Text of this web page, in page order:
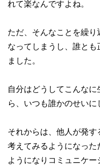
れて楽なんですよね。
ただ、そんなことを繰
なってしまうし、誰とも
ました。
自分はどうしてこんな
ら、いつも誰かのせいに
それからは、他人が発
考えてみるようになった
ようになりコミュニケー